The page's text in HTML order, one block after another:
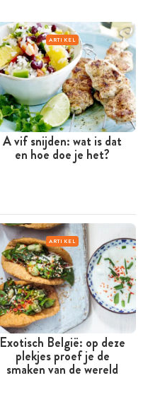
ARTIKEL
A vif snijden: wat is dat
en hoe doe je het?
ARTIKEL
Exotisch België: op deze
plekjes proef je de
smaken van de wereld